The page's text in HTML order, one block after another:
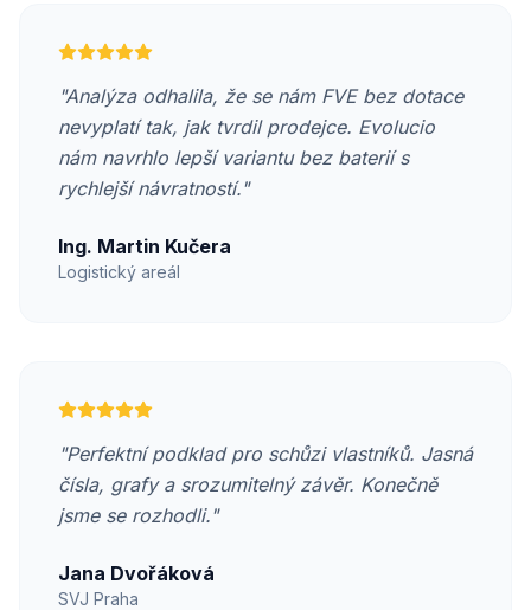
"Analýza odhalila, že se nám FVE bez dotace
nevyplatí tak, jak tvrdil prodejce. Evolucio
nám navrhlo lepší variantu bez baterií s
rychlejší návratností."
Ing. Martin Kučera
Logistický areál
"Perfektní podklad pro schůzi vlastníků. Jasná
čísla, grafy a srozumitelný závěr. Konečně
jsme se rozhodli."
Jana Dvořáková
SVJ Praha